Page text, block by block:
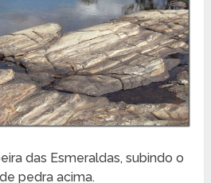
das Esmeraldas, subindo o
pedra acima.